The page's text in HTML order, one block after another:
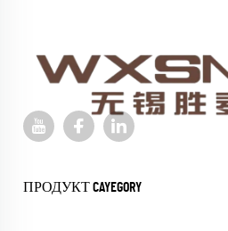
ПРОДУКТ CAYEGORY